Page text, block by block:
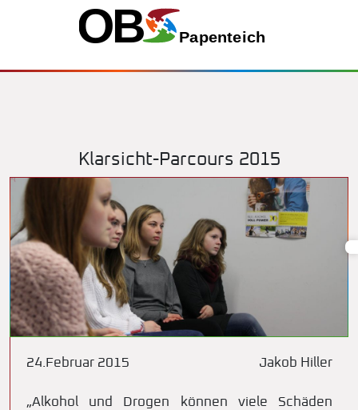
Klarsicht-Parcours 2015
24.Februar 2015 Jakob Hiller
„Alkohol und Drogen können viele Schäden